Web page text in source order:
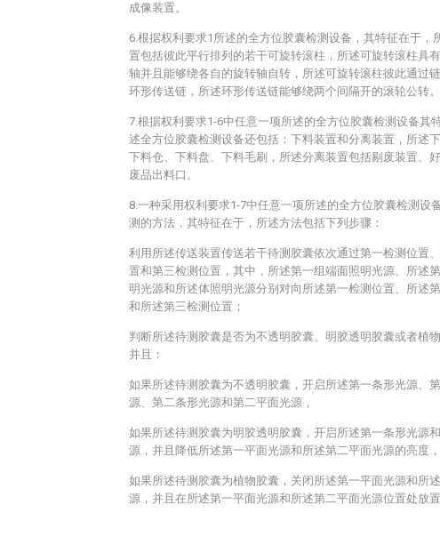
成像装置。
6.根据权利要求1所述的全方位胶囊检测设备，其特征在于，
置包括彼此平行排列的若干可旋转滚柱，所述可旋转滚柱具
轴并且能够绕各自的旋转轴自转，所述可旋转滚柱彼此通过
环形传送链，所述环形传送链能够绕两个间隔开的滚轮公转。
7.根据权利要求1-6中任意一项所述的全方位胶囊检测设备其
述全方位胶囊检测设备还包括：下料装置和分离装置，所述
下料仓、下料盘、下料毛刷，所述分离装置包括剔废装置、
废品出料口。
8.一种采用权利要求1-7中任意一项所述的全方位胶囊检测设
测的方法，其特征在于，所述方法包括下列步骤：
利用所述传送装置传送若干待测胶囊依次通过第一检测位置
置和第三检测位置，其中，所述第一组端面照明光源、所述
明光源和所述体照明光源分别对向所述第一检测位置、所述
和所述第三检测位置；
判断所述待测胶囊是否为不透明胶囊、明胶透明胶囊或者植
并且：
如果所述待测胶囊为不透明胶囊，开启所述第一条形光源、
源、第二条形光源和第二平面光源，
如果所述待测胶囊为明胶透明胶囊，开启所述第一条形光源
源，并且降低所述第一平面光源和所述第二平面光源的亮度，
如果所述待测胶囊为植物胶囊，关闭所述第一平面光源和所
源，并且在所述第一平面光源和所述第二平面光源位置处放置